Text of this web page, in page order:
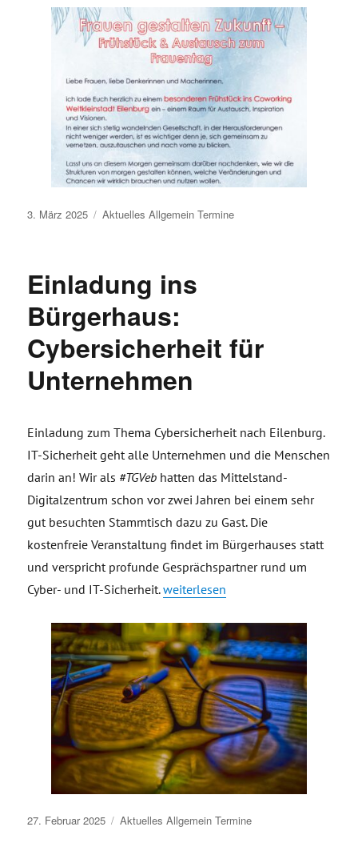
Veröffentlicht
3. März 2025 Aktuelles Allgemein Termine
Einladung ins
Bürgerhaus:
Cybersicherheit für
Unternehmen
Einladung zum Thema Cybersicherheit nach Eilenburg.
IT-Sicherheit geht alle Unternehmen und die Menschen
darin an! Wir als #TGVeb hatten das Mittelstand-
Digitalzentrum schon vor zwei Jahren bei einem sehr
gut besuchten Stammtisch dazu zu Gast. Die
kostenfreie Veranstaltung findet im Bürgerhauses statt
und verspricht profunde Gesprächspartner rund um
Cyber- und IT-Sicherheit.„Einladung ins Bürgerhaus:
weiterlesen
Veröffentlicht
27. Februar 2025 Aktuelles Allgemein Termine